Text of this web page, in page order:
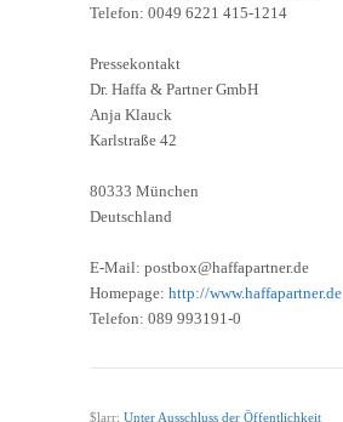
Telefon: 0049 6221 415-1214
Pressekontakt
Dr. Haffa & Partner GmbH
Anja Klauck
Karlstraße 42
80333 München
Deutschland
E-Mail: postbox@haffapartner.de
Homepage: http://www.haffapartner.de
Telefon: 089 993191-0
$larr; Unter Ausschluss der Öffentlichkeit